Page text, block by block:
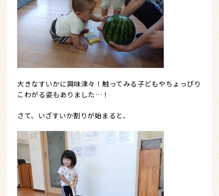
大きなすいかに興味津々！触ってみる子どもやちょっぴり
こわがる姿もありました…！
さて、いざすいか割りが始まると、